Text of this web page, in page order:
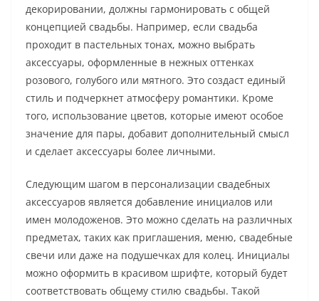
декорировании, должны гармонировать с общей
концепцией свадьбы. Например, если свадьба
проходит в пастельных тонах, можно выбрать
аксессуары, оформленные в нежных оттенках
розового, голубого или мятного. Это создаст единый
стиль и подчеркнет атмосферу романтики. Кроме
того, использование цветов, которые имеют особое
значение для пары, добавит дополнительный смысл
и сделает аксессуары более личными.
Следующим шагом в персонализации свадебных
аксессуаров является добавление инициалов или
имен молодоженов. Это можно сделать на различных
предметах, таких как приглашения, меню, свадебные
свечи или даже на подушечках для колец. Инициалы
можно оформить в красивом шрифте, который будет
соответствовать общему стилю свадьбы. Такой